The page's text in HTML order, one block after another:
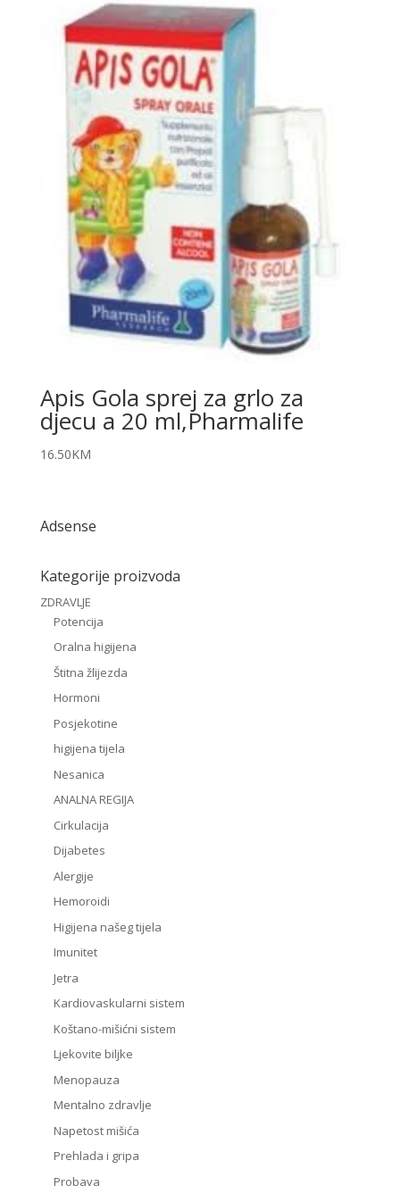
Apis Gola sprej za grlo za
djecu a 20 ml,Pharmalife
16.50KM
Adsense
Kategorije proizvoda
ZDRAVLJE
Potencija
Oralna higijena
Štitna žlijezda
Hormoni
Posjekotine
higijena tijela
Nesanica
ANALNA REGIJA
Cirkulacija
Dijabetes
Alergije
Hemoroidi
Higijena našeg tijela
Imunitet
Jetra
Kardiovaskularni sistem
Koštano-mišićni sistem
Ljekovite biljke
Menopauza
Mentalno zdravlje
Napetost mišića
Prehlada i gripa
Probava